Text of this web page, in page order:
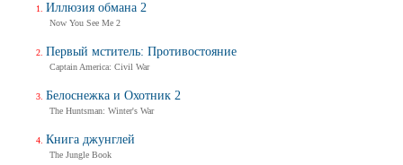
Иллюзия обмана 2
Now You See Me 2
Первый мститель: Противостояние
Captain America: Civil War
Белоснежка и Охотник 2
The Huntsman: Winter's War
Книга джунглей
The Jungle Book